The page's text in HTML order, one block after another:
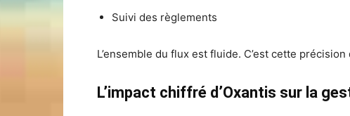
Suivi des règlements
L’ensemble du flux est fluide. C’est cette
L’impact chiffré d’Oxantis sur la